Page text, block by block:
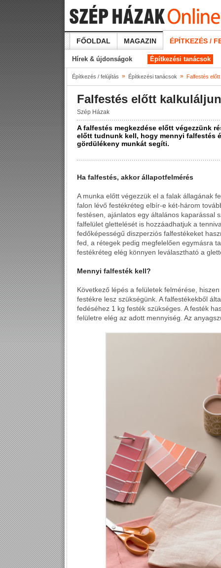
FŐOLDAL MAGAZIN ÉPÍTKEZÉS /
Hírek & újdonságok Építkezési tanácsok
Építkezés / felújítás » Építkezési tanácsok » Falfestés
Falfestés előtt
Szép Házak
A falfestés megkezdése előtt végezzünk
előtt tudnunk kell, hogy mennyi falfestés
gördülékeny munkát segíti.
Ha falfestés, akkor állapotfelmérés
A munka előtt végezzük el a falak állagának
falon lévő festékréteg elbír-e két-három
festésen, ajánlatos egy általános kaparással
falfelület glettelését is hozzáadhatjuk a
fedőképességű diszperziós falfestékeket
fed, a rétegek pedig megfelelően egymásra
festékréteg elég könnyen leválasztható a
Mennyi falfesték kell?
Következő lépés a felületek felmérése,
festékre lesz szükségünk. A falfestékekből
fedéséhez 1 kg festék szükséges. A festék
felületre elég az adott mennyiség. Az